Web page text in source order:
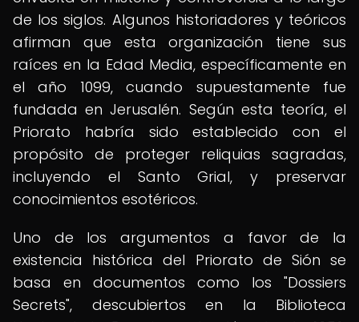
de los siglos. Algunos historiadores y teóricos
afirman que esta organización tiene sus
raíces en la Edad Media, específicamente en
el año 1099, cuando supuestamente fue
fundada en Jerusalén. Según esta teoría, el
Priorato habría sido establecido con el
propósito de proteger reliquias sagradas,
incluyendo el Santo Grial, y preservar
conocimientos esotéricos.
Uno de los argumentos a favor de la
existencia histórica del Priorato de Sión se
basa en documentos como los "Dossiers
Secrets", descubiertos en la Biblioteca